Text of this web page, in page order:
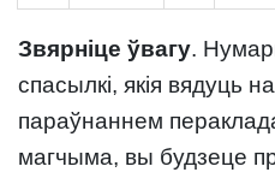
Звярніце ўвагу.
спасылкі, якія вядуць
параўнаннем
магчыма, вы будзеце